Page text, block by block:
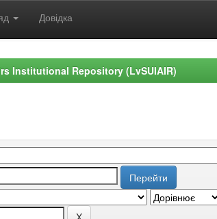
Довідка
Institutional Repository (LvSUIAIR)